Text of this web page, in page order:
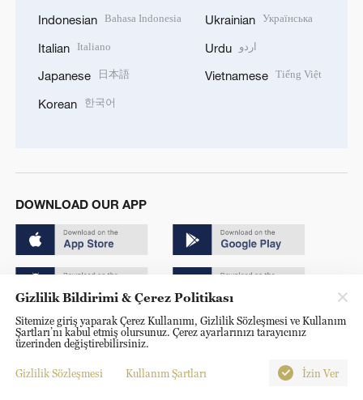
Indonesian Bahasa Indonesia
Italian Italiano
Japanese 日本語
Korean 한국어
Ukrainian Українська
Urdu اردو
Vietnamese Tiếng Việt
DOWNLOAD OUR APP
Copyright © 2024 CGTN.
京ICP备20000184号
京公网安备 11010502050052号
Gizlilik Bildirimi & Çerez Politikası
Sitemize giriş yaparak Çerez Kullanımı, Gizlilik Sözleşmesi ve Kullanım
Şartları’nı kabul etmiş olursunuz. Çerez ayarlarınızı tarayıcınız
üzerinden değiştirebilirsiniz.
Gizlilik Sözleşmesi Kullanım Şartları İzin Ver